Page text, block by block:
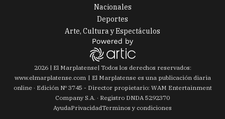
Nacionales
Deportes
Arte, Cultura y Espectáculos
2026| El Marplatense| Todos los derechos reservados:
www.elmarplatense.com
El Marplatense es una publicación diaria
online · Edición Nº 3745 - Director propietario: WAM Entertainment
Company S.A. · Registro DNDA 5292370
AyudaPrivacidadTerminos y condiciones